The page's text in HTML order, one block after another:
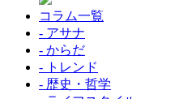
コラム一覧
- アサナ
- からだ
- トレンド
- 歴史・哲学